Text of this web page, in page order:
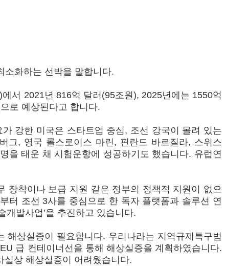
소화하는 선박을 말합니다.
서 2021년 816억 달러(95조원), 2025년에는 1550억
로 예상된다고 합니다.
강한 미국은 스타트업 중심, 조선 강국이 몰려 있는
그, 영국 롤스로이스 마린, 핀란드 바르질라, 스위스
을 태운 채 시험운항에 성공하기도 했습니다. 유럽연
장착이나 보급 지원 같은 정부의 정책적 지원이 없으
터 조선 3사를 중심으로 한 독자 플랫폼과 솔루션 연
발사업’을 추진하고 있습니다.
상실증이 필요합니다. 우리나라는 지역규제특구법
급 컨테이너선을 통해 해상실증을 계획하였습니다.
상 해상실증이 어려웠습니다.